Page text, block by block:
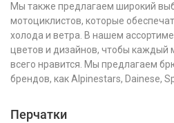
Мы также предлагаем широкий
мотоциклистов, которые
холода и ветра. В нашем
цветов и дизайнов, чтобы каждый
всего нравится. Мы предлагаем
брендов, как Alpinestars, Dainese,
Перчатки